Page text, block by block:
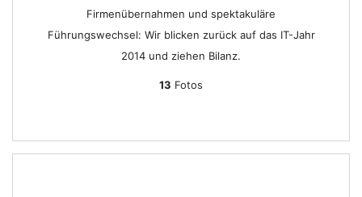
Firmenübernahmen und spektakuläre
Führungswechsel: Wir blicken zurück auf das IT-Jahr
2014 und ziehen Bilanz.
13 Fotos